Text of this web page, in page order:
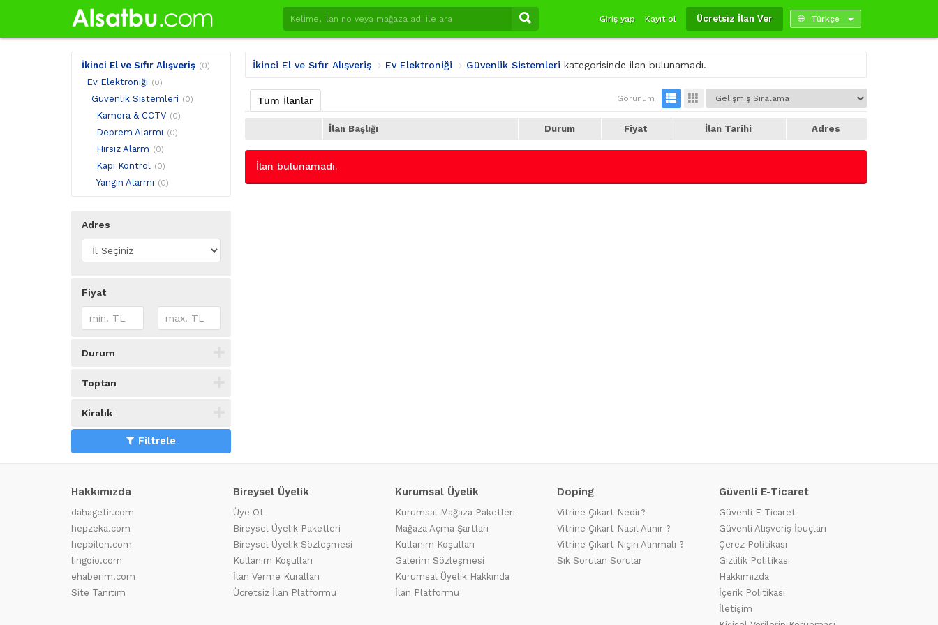
Giriş yap Kayıt ol Ücretsiz İlan Ver Türkçe
İkinci El ve Sıfır Alışveriş (0)
Ev Elektroniği (0)
Güvenlik Sistemleri (0)
Kamera & CCTV (0)
Deprem Alarmı (0)
Hırsız Alarm (0)
Kapı Kontrol (0)
Yangın Alarmı (0)
Adres
Fiyat
Durum
Toptan
Kiralık
Filtrele
İkinci El ve Sıfır Alışveriş Ev Elektroniği Güvenlik Sistemleri kategorisinde ilan bulunamadı.
Tüm İlanlar Görünüm
İlan Başlığı Durum Fiyat İlan Tarihi Adres
İlan bulunamadı.
Hakkımızda
dahagetir.com
hepzeka.com
hepbilen.com
lingoio.com
ehaberim.com
Site Tanıtım
Bireysel Üyelik
Üye OL
Bireysel Üyelik Paketleri
Bireysel Üyelik Sözleşmesi
Kullanım Koşulları
İlan Verme Kuralları
Ücretsiz İlan Platformu
Kurumsal Üyelik
Kurumsal Mağaza Paketleri
Mağaza Açma Şartları
Kullanım Koşulları
Galerim Sözleşmesi
Kurumsal Üyelik Hakkında
İlan Platformu
Doping
Vitrine Çıkart Nedir?
Vitrine Çıkart Nasıl Alınır ?
Vitrine Çıkart Niçin Alınmalı ?
Sık Sorulan Sorular
Güvenli E-Ticaret
Güvenli E-Ticaret
Güvenli Alışveriş İpuçları
Çerez Politikası
Gizlilik Politikası
Hakkımızda
İçerik Politikası
İletişim